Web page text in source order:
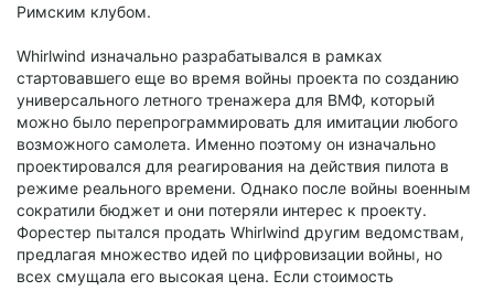
Римским клубом.
Whirlwind изначально разрабатывался в рамках
стартовавшего еще во время войны проекта по созданию
универсального летного тренажера для ВМФ, который
можно было перепрограммировать для имитации любого
возможного самолета. Именно поэтому он изначально
проектировался для реагирования на действия пилота в
режиме реального времени. Однако после войны военным
сократили бюджет и они потеряли интерес к проекту.
Форестер пытался продать Whirlwind другим ведомствам,
предлагая множество идей по цифровизации войны, но
всех смущала его высокая цена. Если стоимость